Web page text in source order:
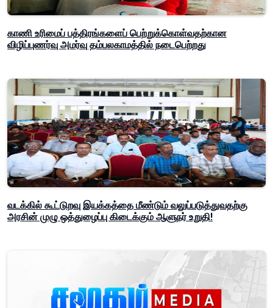
காணி உரிமைப் பத்திரங்களைப் பெற்றுக்கொள்வதற்கான
விழிப்புணர்வு அமர்வு தம்பலகாமத்தில் நடைபெற்றது
வடக்கில் கூட்டுறவு இயக்கத்தை மீண்டும் வலுப்படுத்துவதற்கு
அரசின் முழு ஒத்துழைப்பு கிடைக்கும் ஆளுநர் உறுதி!